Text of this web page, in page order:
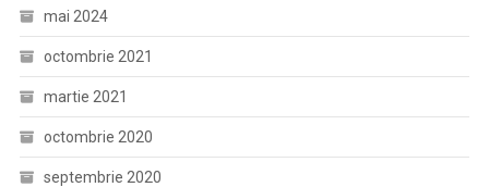
mai 2024
octombrie 2021
martie 2021
octombrie 2020
septembrie 2020